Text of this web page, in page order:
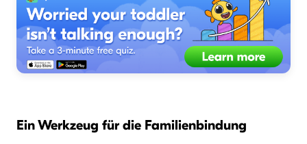
Ein Werkzeug für die Familienbindung